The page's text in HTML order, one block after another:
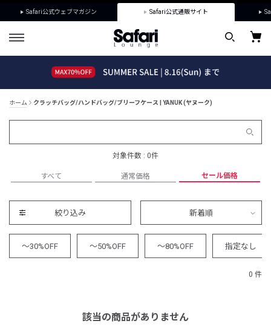
Safari公式ウェブマガジン Safari公式通販サイト
ホーム クラッチバッグ/ハンドバッグ/ブリーフケース | YANUK (ヤヌーク)
対象件数 : 0件
すべて 通常価格 セール価格
絞り込み 新着順
～30%OFF ～50%OFF ～80%OFF 指定なし
0 件
該当の商品がありません